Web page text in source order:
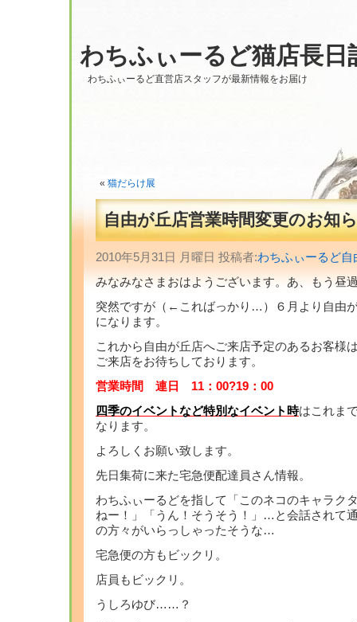
わちふぃーるど猫店長日
わちふぃーるど直営店スタッフが最新情報をお届け
« 猫だらけ展
自由が丘店営業時間変更のお知
2010年5月31日 月曜日 投稿者:わちふぃーるど自
みなみなさまおはようございます。あ、もう昼
突然ですが（←こればっかり…）６月より自由
になります。
これから自由が丘店へご来店予定のあるお客様
ご来店をお待ちしております。
営業時間 連日 11：00?19：00
四季のイベントなど特別なイベント時はこれま
なります。
よろしくお願い致します。
先日集荷に来た宅急便配達員さん情報。
わちふぃーるどを指して「このネコのキャラク
ねー！」「うん！そうそう！」…と会話されて
の方々がいらっしゃったそうな…
宅急便の方もビックリ。
店員もビックリ。
うしろゆび……？